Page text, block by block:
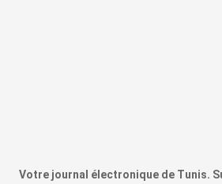
Votre journal électronique de Tunis.